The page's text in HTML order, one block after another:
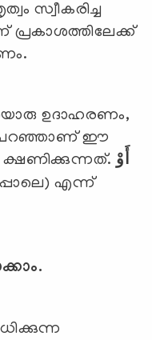
സ്വീകരിച്ച
പ്രകാശത്തിലേക്ക്
ഉദാഹരണം,
പറഞ്ഞാണ് ഈ
أَوْ
എന്ന്